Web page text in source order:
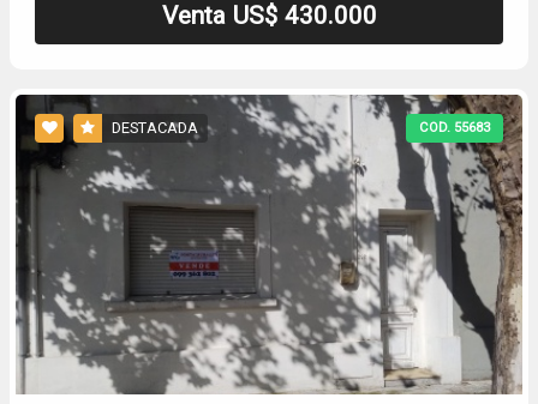
Venta US$ 430.000
DESTACADA COD. 55683